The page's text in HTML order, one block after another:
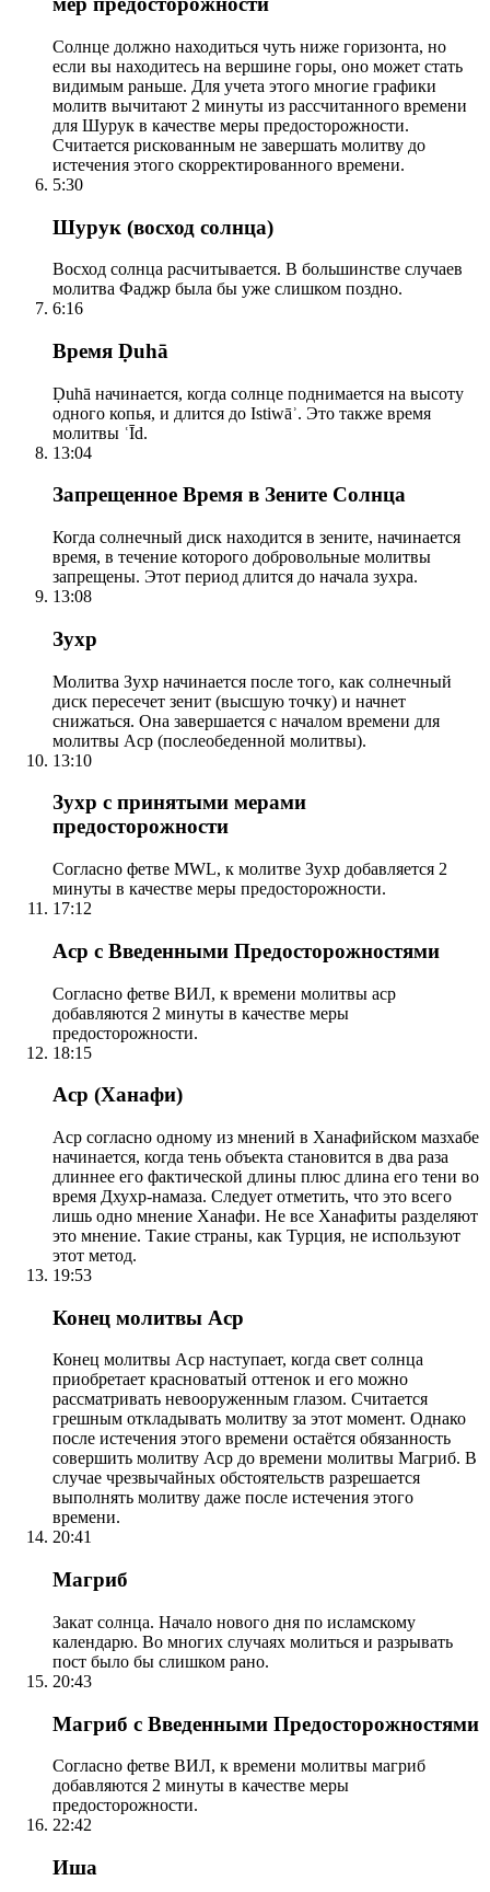
Солнце должно находиться чуть ниже горизонта, но
если вы находитесь на вершине горы, оно может стать
видимым раньше. Для учета этого многие графики
молитв вычитают 2 минуты из рассчитанного времени
для Шурук в качестве меры предосторожности.
Считается рискованным не завершать молитву до
истечения этого скорректированного времени.
5:30
Шурук (восход солнца)
Восход солнца расчитывается. В большинстве случаев
молитва Фаджр была бы уже слишком поздно.
6:16
Время Ḍuhā
Ḍuhā начинается, когда солнце поднимается на высоту
одного копья, и длится до Istiwāʾ. Это также время
молитвы ʿĪd.
13:04
Запрещенное Время в Зените Солнца
Когда солнечный диск находится в зените, начинается
время, в течение которого добровольные молитвы
запрещены. Этот период длится до начала зухра.
13:08
Зухр
Молитва Зухр начинается после того, как солнечный
диск пересечет зенит (высшую точку) и начнет
снижаться. Она завершается с началом времени для
молитвы Аср (послеобеденной молитвы).
13:10
Зухр с принятыми мерами
предосторожности
Согласно фетве MWL, к молитве Зухр добавляется 2
минуты в качестве меры предосторожности.
17:12
Аср с Введенными Предосторожностями
Согласно фетве ВИЛ, к времени молитвы аср
добавляются 2 минуты в качестве меры
предосторожности.
18:15
Аср (Ханафи)
Аср согласно одному из мнений в Ханафийском мазхабе
начинается, когда тень объекта становится в два раза
длиннее его фактической длины плюс длина его тени во
время Дхухр-намаза. Следует отметить, что это всего
лишь одно мнение Ханафи. Не все Ханафиты разделяют
это мнение. Такие страны, как Турция, не используют
этот метод.
19:53
Конец молитвы Аср
Конец молитвы Аср наступает, когда свет солнца
приобретает красноватый оттенок и его можно
рассматривать невооруженным глазом. Считается
грешным откладывать молитву за этот момент. Однако
после истечения этого времени остаётся обязанность
совершить молитву Аср до времени молитвы Магриб. В
случае чрезвычайных обстоятельств разрешается
выполнять молитву даже после истечения этого
времени.
20:41
Магриб
Закат солнца. Начало нового дня по исламскому
календарю. Во многих случаях молиться и разрывать
пост было бы слишком рано.
20:43
Магриб с Введенными Предосторожностями
Согласно фетве ВИЛ, к времени молитвы магриб
добавляются 2 минуты в качестве меры
предосторожности.
22:42
Иша